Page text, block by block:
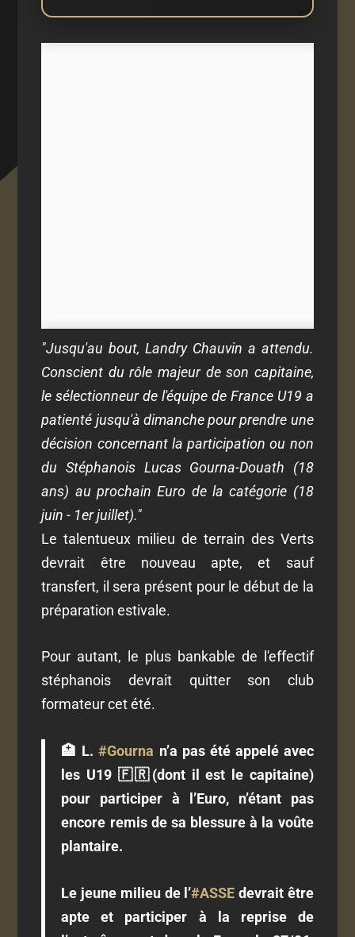
"Jusqu'au bout, Landry Chauvin a attendu.
Conscient du rôle majeur de son capitaine,
le sélectionneur de l'équipe de France U19 a
patienté jusqu'à dimanche pour prendre une
décision concernant la participation ou non
du Stéphanois Lucas Gourna-Douath (18
ans) au prochain Euro de la catégorie (18
juin - 1er juillet)."
Le talentueux milieu de terrain des Verts
devrait être nouveau apte, et sauf
transfert, il sera présent pour le début de la
préparation estivale.
Pour autant, le plus bankable de l'effectif
stéphanois devrait quitter son club
formateur cet été.
🏥 L.#Gourna n’a pas été appelé avec
les U19 🇫🇷(dont il est le capitaine)
pour participer à l’Euro, n’étant pas
encore remis de sa blessure à la voûte
plantaire.
Le jeune milieu de l’#ASSE devrait être
apte et participer à la reprise de